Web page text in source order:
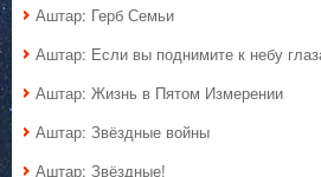
Аштар: Герб Семьи
Аштар: Если вы поднимите к небу
Аштар: Жизнь в Пятом Измерении
Аштар: Звёздные войны
Аштар: Звёздные!